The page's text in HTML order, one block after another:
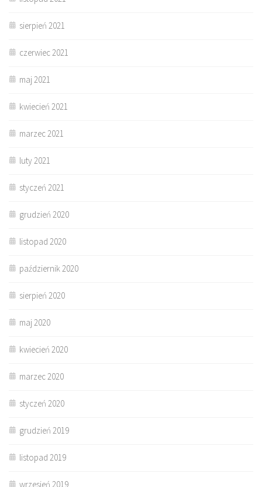
sierpień 2021
czerwiec 2021
maj 2021
kwiecień 2021
marzec 2021
luty 2021
styczeń 2021
grudzień 2020
listopad 2020
październik 2020
sierpień 2020
maj 2020
kwiecień 2020
marzec 2020
styczeń 2020
grudzień 2019
listopad 2019
wrzesień 2019